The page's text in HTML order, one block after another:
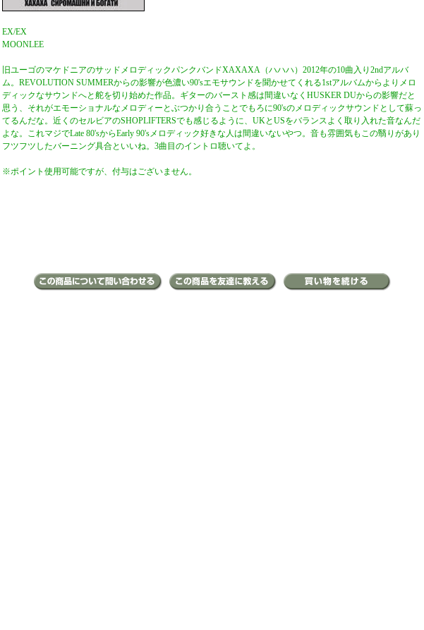
EX/EX
MOONLEE
旧ユーゴのマケドニアのサッドメロディックパンクバンドXAXAXA（ハハハ）2012年の10曲入り2ndアルバ
ム。REVOLUTION SUMMERからの影響が色濃い90'sエモサウンドを聞かせてくれる1stアルバムからよりメロ
ディックなサウンドへと舵を切り始めた作品。ギターのバースト感は間違いなくHUSKER DUからの影響だと
思う、それがエモーショナルなメロディーとぶつかり合うことでもろに90'sのメロディックサウンドとして蘇っ
てるんだな。近くのセルビアのSHOPLIFTERSでも感じるように、UKとUSをバランスよく取り入れた音なんだ
よな。これマジでLate 80'sからEarly 90'sメロディック好きな人は間違いないやつ。音も雰囲気もこの翳りがあり
フツフツしたバーニング具合といいね。3曲目のイントロ聴いてよ。
※ポイント使用可能ですが、付与はございません。